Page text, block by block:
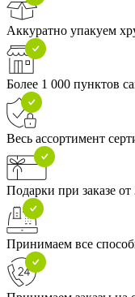
Аккуратно упакуем
Более 1 000 пунктов
Весь ассортимент
Подарки при заказе от
Принимаем все